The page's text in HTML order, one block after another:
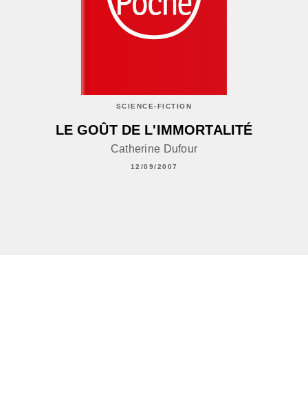
SCIENCE-FICTION
LE GOÛT DE L'IMMORTALITÉ
Catherine Dufour
12/09/2007